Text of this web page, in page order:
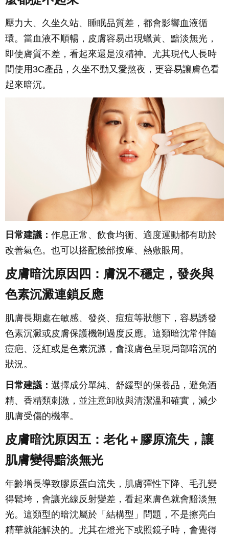
壓力大、久坐久站、睡眠品質差，都會影響血液循
環。當血液不順暢，皮膚容易出現蠟黃、黯淡無光，
即使膚質不差，看起來還是沒精神。尤其現代人長時
間使用3C產品，久坐不動又愛熬夜，更容易讓膚色看
起來暗沉。
日常建議： 作息正常、飲食均衡、適度運動都有助於
改善氣色。也可以搭配臉部按摩、熱敷眼周。
皮膚暗沈原因四：膚況不穩定，發炎與
色素沉澱連鎖反應
肌膚長期處在敏感、發炎、痘痘等狀態下，容易誘發
色素沉澱或皮膚保護機制過度反應。這類暗沈常伴隨
痘疤、泛紅或是色素沉澱，會讓膚色呈現局部暗沉的
狀況。
日常建議： 選擇成分單純、舒緩型的保養品，避免酒
精、香精類刺激，並注意卸妝與清潔溫和確實，減少
肌膚受傷的機率。
皮膚暗沈原因五：老化＋膠原流失，讓
肌膚變得黯淡無光
年齡增長導致膠原蛋白流失，肌膚彈性下降、毛孔變
得鬆垮，會讓光線反射變差，看起來膚色就會黯淡無
光。這類型的暗沈屬於「結構型」問題，不是擦亮白
精華就能解決的。尤其在燈光下或照鏡子時，會覺得